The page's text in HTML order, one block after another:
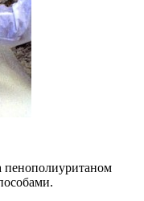
пенополиуританом